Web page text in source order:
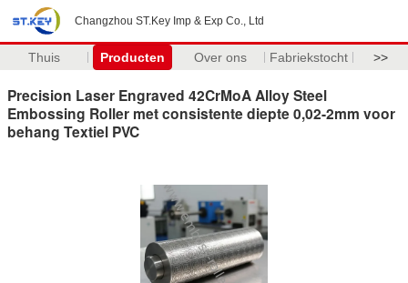
Changzhou ST.Key Imp & Exp Co., Ltd
Thuis Producten Over ons Fabriekstocht >>
Precision Laser Engraved 42CrMoA Alloy Steel
Embossing Roller met consistente diepte 0,02-2mm voor
behang Textiel PVC